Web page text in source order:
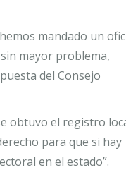
mandado un
mayor problema,
del Consejo
obtuvo el registro
para que si hay
en el estado”.